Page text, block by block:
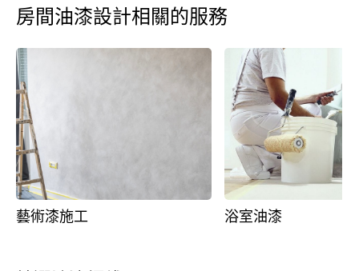
房間油漆設計相關的服務
藝術漆施工 浴室油漆